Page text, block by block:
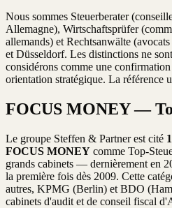
Nous sommes Steuerberater
Allemagne), Wirtschaftsprüfer
allemands) et Rechtsanwälte
et Düsseldorf. Les distinctions ne
considérons comme une
orientation stratégique. La référence
FOCUS MONEY —
Le groupe Steffen & Partner est cité
FOCUS MONEY comme Top-
grands cabinets — dernièrement en
la première fois dès 2009. Cette
autres, KPMG (Berlin) et BDO
cabinets d'audit et de conseil fiscal